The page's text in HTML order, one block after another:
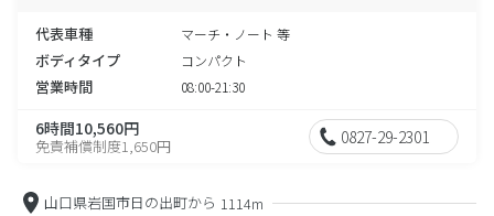
代表車種 マーチ・ノート 等
ボディタイプ コンパクト
営業時間 08:00-21:30
6時間10,560円
免責補償制度1,650円 0827-29-2301
山口県岩国市日の出町から 1114m